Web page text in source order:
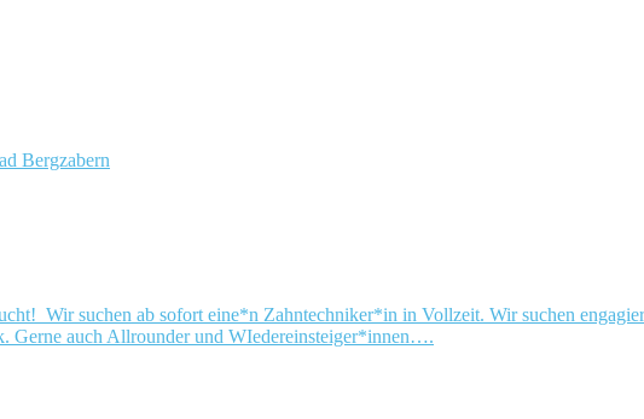
Bergzabern
Wir suchen ab sofort eine*n Zahntechniker*in in Vollzeit. Wir suchen
Gerne auch Allrounder und WIedereinsteiger*innen….